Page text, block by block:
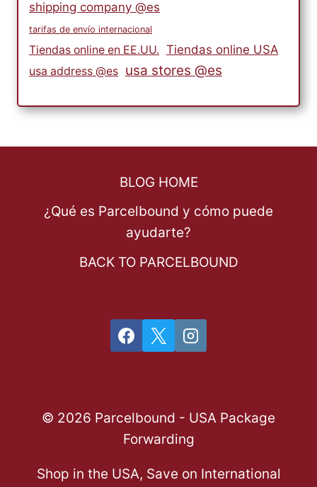
shipping company @es
tarifas de envío internacional
Tiendas online en EE.UU. Tiendas online USA
usa address @es usa stores @es
BLOG HOME
¿Qué es Parcelbound y cómo puede
ayudarte?
BACK TO PARCELBOUND
© 2026 Parcelbound - USA Package
Forwarding
Shop in the USA, Save on International